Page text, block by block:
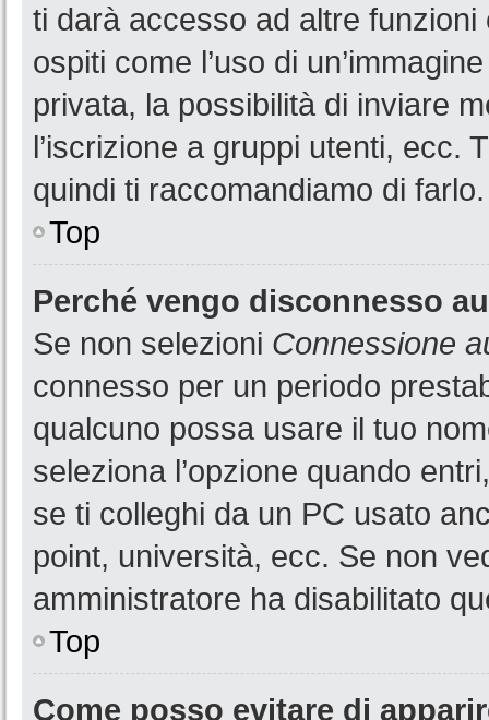
ti darà accesso ad altre
ospiti come l’uso di
privata, la possibilità di inviare
l’iscrizione a gruppi utenti, ecc.
quindi ti raccomandiamo di farlo.
Top
Perché vengo disconnesso
Se non selezioni Connessione
connesso per un periodo
qualcuno possa usare il tuo
seleziona l’opzione quando
se ti colleghi da un PC usato
point, università, ecc. Se non
amministratore ha disabilitato
Top
Come posso evitare di